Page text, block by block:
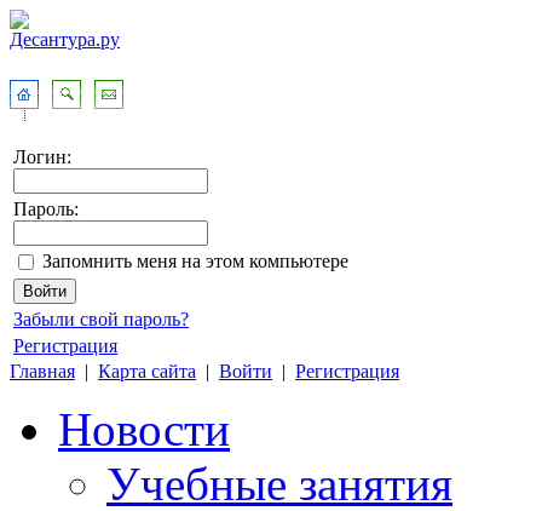
Логин:
Пароль:
Запомнить меня на этом компьютере
Забыли свой пароль?
Регистрация
Главная | Карта сайта | Войти | Регистрация
Новости
Учебные занятия